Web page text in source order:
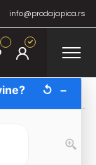
info@prodajapica.rs
bitter 100ml
↺ −